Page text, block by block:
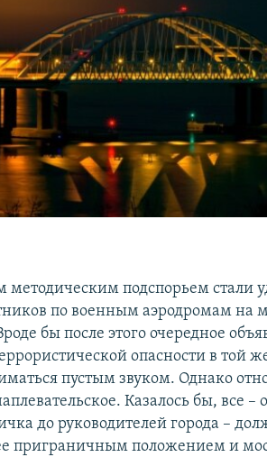
подспорьем стали
по военным аэродромам на
бы после этого очередное
опасности в той
пустым звуком. Однако
Казалось бы, все –
до руководителей города –
приграничным положением и